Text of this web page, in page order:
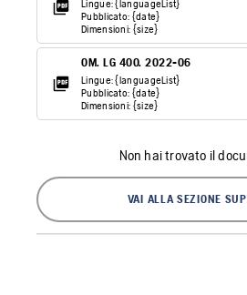
Lingue: {languageList}
Pubblicato: {date}
Dimensioni: {size}
OM. LG 400. 2022-06
Lingue: {languageList}
Pubblicato: {date}
Dimensioni: {size}
Non hai trovato il
VAI ALLA SEZIONE